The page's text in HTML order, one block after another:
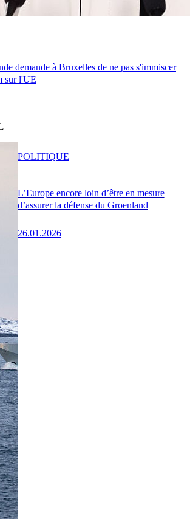
demande à Bruxelles de ne pas s'immiscer
sur l'UE
L’Europe encore loin d’être en mesure
d’assurer la défense du Groenland
26.01.2026
POLITIQUE